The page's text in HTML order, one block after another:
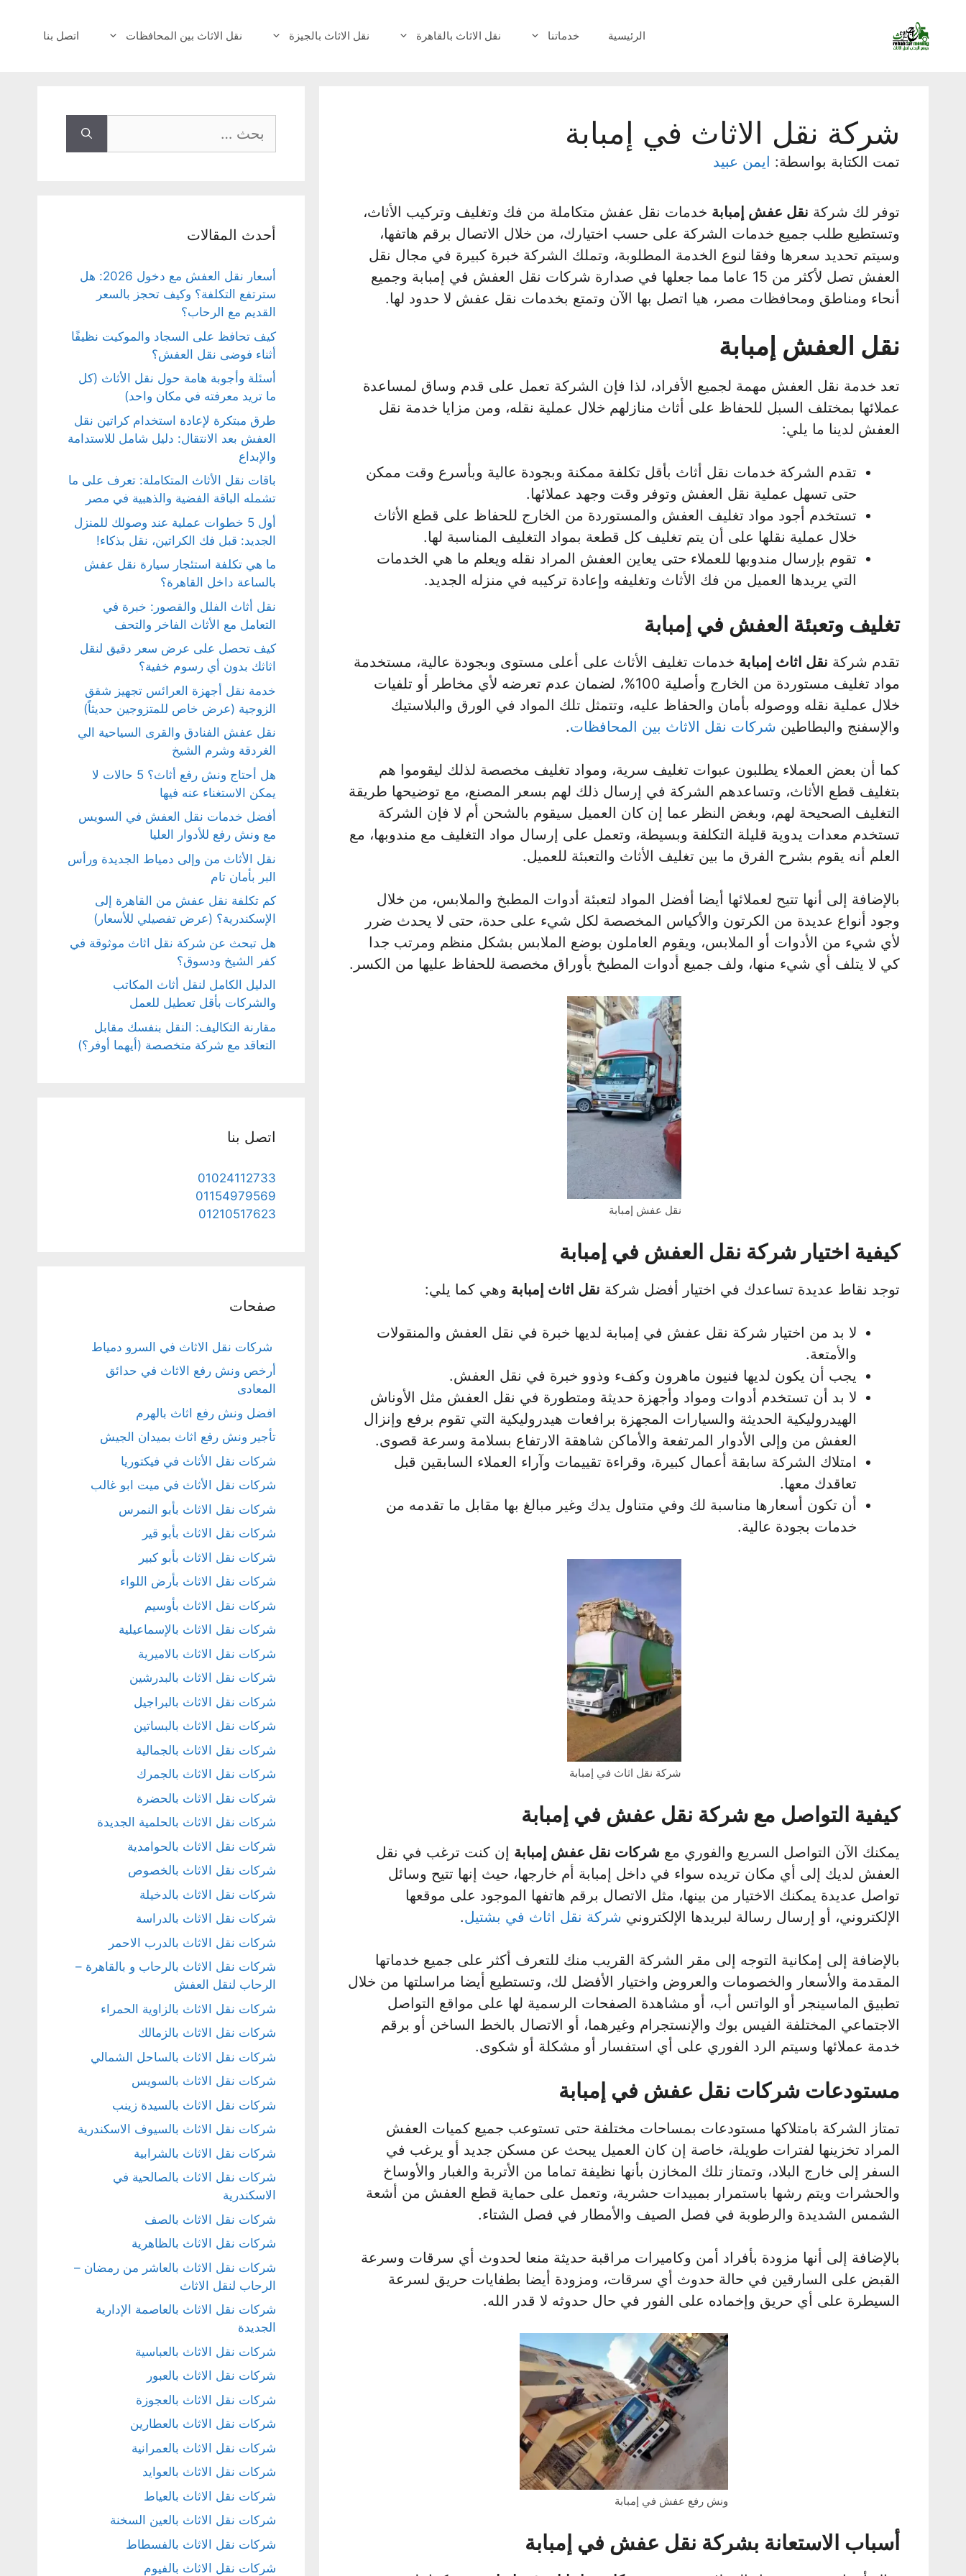
المحتوى
الرئيسية خدماتنا نقل الاثاث بالقاهرة نقل الاثاث بالجيزة نقل الاثاث بين المحافظات اتصل بنا
شركة نقل الاثاث في إمبابة
تمت الكتابة بواسطة: ايمن عبيد
توفر لك شركة نقل عفش إمبابة خدمات نقل عفش متكاملة من فك وتغليف وتركيب الأثاث،
وتستطيع طلب جميع خدمات الشركة على حسب اختيارك، من خلال الاتصال برقم هاتفها،
وسيتم تحديد سعرها وفقا لنوع الخدمة المطلوبة، وتملك الشركة خبرة كبيرة في مجال نقل
العفش تصل لأكثر من 15 عاما مما جعلها في صدارة شركات نقل العفش في إمبابة وجميع
أنحاء ومناطق ومحافظات مصر، هيا اتصل بها الآن وتمتع بخدمات نقل عفش لا حدود لها.
نقل العفش إمبابة
تعد خدمة نقل العفش مهمة لجميع الأفراد، لذا فإن الشركة تعمل على قدم وساق لمساعدة
عملائها بمختلف السبل للحفاظ على أثاث منازلهم خلال عملية نقله، ومن مزايا خدمة نقل
العفش لدينا ما يلي:
تقدم الشركة خدمات نقل أثاث بأقل تكلفة ممكنة وبجودة عالية وبأسرع وقت ممكن
حتى تسهل عملية نقل العفش وتوفر وقت وجهد عملائها.
تستخدم أجود مواد تغليف العفش والمستوردة من الخارج للحفاظ على قطع الأثاث
خلال عملية نقلها على أن يتم تغليف كل قطعة بمواد التغليف المناسبة لها.
تقوم بإرسال مندوبها للعملاء حتى يعاين العفش المراد نقله ويعلم ما هي الخدمات
التي يريدها العميل من فك الأثاث وتغليفه وإعادة تركيبه في منزله الجديد.
تغليف وتعبئة العفش في إمبابة
تقدم شركة نقل اثاث إمبابة خدمات تغليف الأثاث على أعلى مستوى وبجودة عالية، مستخدمة
مواد تغليف مستوردة من الخارج وأصلية 100%، لضمان عدم تعرضه لأي مخاطر أو تلفيات
خلال عملية نقله ووصوله بأمان والحفاظ عليه، وتتمثل تلك المواد في الورق والبلاستيك
والإسفنج والبطاطين شركات نقل الاثاث بين المحافظات.
كما أن بعض العملاء يطلبون عبوات تغليف سرية، ومواد تغليف مخصصة لذلك ليقوموا هم
بتغليف قطع الأثاث، وتساعدهم الشركة في إرسال ذلك لهم بسعر المصنع، مع توضيحها طريقة
التغليف الصحيحة لهم، وبغض النظر عما إن كان العميل سيقوم بالشحن أم لا فإن الشركة
تستخدم معدات يدوية قليلة التكلفة وبسيطة، وتعمل على إرسال مواد التغليف مع مندوبها، مع
العلم أنه يقوم بشرح الفرق ما بين تغليف الأثاث والتعبئة للعميل.
بالإضافة إلى أنها تتيح لعملائها أيضا أفضل المواد لتعبئة أدوات المطبخ والملابس، من خلال
وجود أنواع عديدة من الكرتون والأكياس المخصصة لكل شيء على حدة، حتى لا يحدث ضرر
لأي شيء من الأدوات أو الملابس، ويقوم العاملون بوضع الملابس بشكل منظم ومرتب جدا
كي لا يتلف أي شيء منها، ولف جميع أدوات المطبخ بأوراق مخصصة للحفاظ عليها من الكسر.
نقل عفش إمبابة
كيفية اختيار شركة نقل العفش في إمبابة
توجد نقاط عديدة تساعدك في اختيار أفضل شركة نقل اثاث إمبابة وهي كما يلي:
لا بد من اختيار شركة نقل عفش في إمبابة لديها خبرة في نقل العفش والمنقولات
والأمتعة.
يجب أن يكون لديها فنيون ماهرون وكفء وذوو خبرة في نقل العفش.
لا بد أن تستخدم أدوات ومواد وأجهزة حديثة ومتطورة في نقل العفش مثل الأوناش
الهيدروليكية الحديثة والسيارات المجهزة برافعات هيدروليكية التي تقوم برفع وإنزال
العفش من وإلى الأدوار المرتفعة والأماكن شاهقة الارتفاع بسلامة وسرعة قصوى.
امتلاك الشركة سابقة أعمال كبيرة، وقراءة تقييمات وآراء العملاء السابقين قبل
تعاقدك معها.
أن تكون أسعارها مناسبة لك وفي متناول يدك وغير مبالغ بها مقابل ما تقدمه من
خدمات بجودة عالية.
شركة نقل اثاث في إمبابة
كيفية التواصل مع شركة نقل عفش في إمبابة
يمكنك الآن التواصل السريع والفوري مع شركات نقل عفش إمبابة إن كنت ترغب في نقل
العفش لديك إلى أي مكان تريده سواء في داخل إمبابة أم خارجها، حيث إنها تتيح وسائل
تواصل عديدة يمكنك الاختيار من بينها، مثل الاتصال برقم هاتفها الموجود على موقعها
الإلكتروني، أو إرسال رسالة لبريدها الإلكتروني شركة نقل اثاث في بشتيل.
بالإضافة إلى إمكانية التوجه إلى مقر الشركة القريب منك للتعرف أكثر على جميع خدماتها
المقدمة والأسعار والخصومات والعروض واختيار الأفضل لك، وتستطيع أيضا مراسلتها من خلال
تطبيق الماسينجر أو الواتس أب، أو مشاهدة الصفحات الرسمية لها على مواقع التواصل
الاجتماعي المختلفة الفيس بوك والإنستجرام وغيرهما، أو الاتصال بالخط الساخن أو برقم
خدمة عملائها وسيتم الرد الفوري على أي استفسار أو مشكلة أو شكوى.
مستودعات شركات نقل عفش في إمبابة
تمتاز الشركة بامتلاكها مستودعات بمساحات مختلفة حتى تستوعب جميع كميات العفش
المراد تخزينها لفترات طويلة، خاصة إن كان العميل يبحث عن مسكن جديد أو يرغب في
السفر إلى خارج البلاد، وتمتاز تلك المخازن بأنها نظيفة تماما من الأتربة والغبار والأوساخ
والحشرات ويتم رشها باستمرار بمبيدات حشرية، وتعمل على حماية قطع العفش من أشعة
الشمس الشديدة والرطوبة في فصل الصيف والأمطار في فصل الشتاء.
بالإضافة إلى أنها مزودة بأفراد أمن وكاميرات مراقبة حديثة منعا لحدوث أي سرقات وسرعة
القبض على السارقين في حالة حدوث أي سرقات، ومزودة أيضا بطفايات حريق لسرعة
السيطرة على أي حريق وإخماده على الفور في حال حدوثه لا قدر الله.
ونش رفع عفش في إمبابة
أسباب الاستعانة بشركة نقل عفش في إمبابة
عن:
أحدث المقالات
أسعار نقل العفش مع دخول 2026: هل
سترتفع التكلفة؟ وكيف تحجز بالسعر
القديم مع الرحاب؟
كيف تحافظ على السجاد والموكيت نظيفًا
أثناء فوضى نقل العفش؟
أسئلة وأجوبة هامة حول نقل الأثاث (كل
ما تريد معرفته في مكان واحد)
طرق مبتكرة لإعادة استخدام كراتين نقل
العفش بعد الانتقال: دليل شامل للاستدامة
والإبداع
باقات نقل الأثاث المتكاملة: تعرف على ما
تشمله الباقة الفضية والذهبية في مصر
أول 5 خطوات عملية عند وصولك للمنزل
الجديد: قبل فك الكراتين، نقل بذكاء!
ما هي تكلفة استئجار سيارة نقل عفش
بالساعة داخل القاهرة؟
نقل أثاث الفلل والقصور: خبرة في
التعامل مع الأثاث الفاخر والتحف
كيف تحصل على عرض سعر دقيق لنقل
اثاثك بدون أي رسوم خفية؟
خدمة نقل أجهزة العرائس تجهيز شقق
الزوجية (عرض خاص للمتزوجين حديثاً)
نقل عفش الفنادق والقرى السياحية الي
الغردقة وشرم الشيخ
هل أحتاج ونش رفع أثاث؟ 5 حالات لا
يمكن الاستغناء عنه فيها
أفضل خدمات نقل العفش في السويس
مع ونش رفع للأدوار العليا
نقل الأثاث من وإلى دمياط الجديدة ورأس
البر بأمان تام
كم تكلفة نقل عفش من القاهرة إلى
الإسكندرية؟ (عرض تفصيلي للأسعار)
هل تبحث عن شركة نقل اثاث موثوقة في
كفر الشيخ ودسوق؟
الدليل الكامل لنقل أثاث المكاتب
والشركات بأقل تعطيل للعمل
مقارنة التكاليف: النقل بنفسك مقابل
التعاقد مع شركة متخصصة (أيهما أوفر؟)
اتصل بنا
01024112733
01154979569
01210517623
صفحات
شركات نقل الاثاث في السرو دمياط
أرخص ونش رفع الاثاث في حدائق
المعادى
افضل ونش رفع اثاث بالهرم
تأجير ونش رفع اثاث بميدان الجيش
شركات نقل الأثاث في فيكتوريا
شركات نقل الأثاث في ميت ابو غالب
شركات نقل الاثاث بأبو النمرس
شركات نقل الاثاث بأبو قير
شركات نقل الاثاث بأبو كبير
شركات نقل الاثاث بأرض اللواء
شركات نقل الاثاث بأوسيم
شركات نقل الاثاث بالإسماعيلية
شركات نقل الاثاث بالاميرية
شركات نقل الاثاث بالبدرشين
شركات نقل الاثاث بالبراجيل
شركات نقل الاثاث بالبساتين
شركات نقل الاثاث بالجمالية
شركات نقل الاثاث بالجمرك
شركات نقل الاثاث بالحضرة
شركات نقل الاثاث بالحلمية الجديدة
شركات نقل الاثاث بالحوامدية
شركات نقل الاثاث بالخصوص
شركات نقل الاثاث بالدخيلة
شركات نقل الاثاث بالدراسة
شركات نقل الاثاث بالدرب الاحمر
شركات نقل الاثاث بالرحاب و بالقاهرة –
الرحاب لنقل العفش
شركات نقل الاثاث بالزاوية الحمراء
شركات نقل الاثاث بالزمالك
شركات نقل الاثاث بالساحل الشمالي
شركات نقل الاثاث بالسويس
شركات نقل الاثاث بالسيدة زينب
شركات نقل الاثاث بالسيوف الاسكندرية
شركات نقل الاثاث بالشرابية
شركات نقل الاثاث بالصالحية في
الاسكندرية
شركات نقل الاثاث بالصف
شركات نقل الاثاث بالظاهرية
شركات نقل الاثاث بالعاشر من رمضان –
الرحاب لنقل الاثاث
شركات نقل الاثاث بالعاصمة الإدارية
الجديدة
شركات نقل الاثاث بالعباسية
شركات نقل الاثاث بالعبور
شركات نقل الاثاث بالعجوزة
شركات نقل الاثاث بالعطارين
شركات نقل الاثاث بالعمرانية
شركات نقل الاثاث بالعوايد
شركات نقل الاثاث بالعياط
شركات نقل الاثاث بالعين السخنة
شركات نقل الاثاث بالفسطاط
شركات نقل الاثاث بالفيوم